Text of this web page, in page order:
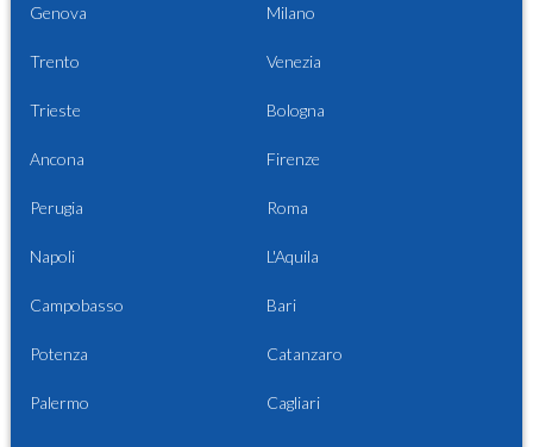
Genova Milano
Trento Venezia
Trieste Bologna
Ancona Firenze
Perugia Roma
Napoli L'Aquila
Campobasso Bari
Potenza Catanzaro
Palermo Cagliari